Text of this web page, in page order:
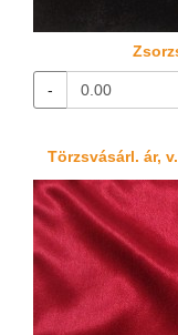
-
Törzsvásárl. ár,